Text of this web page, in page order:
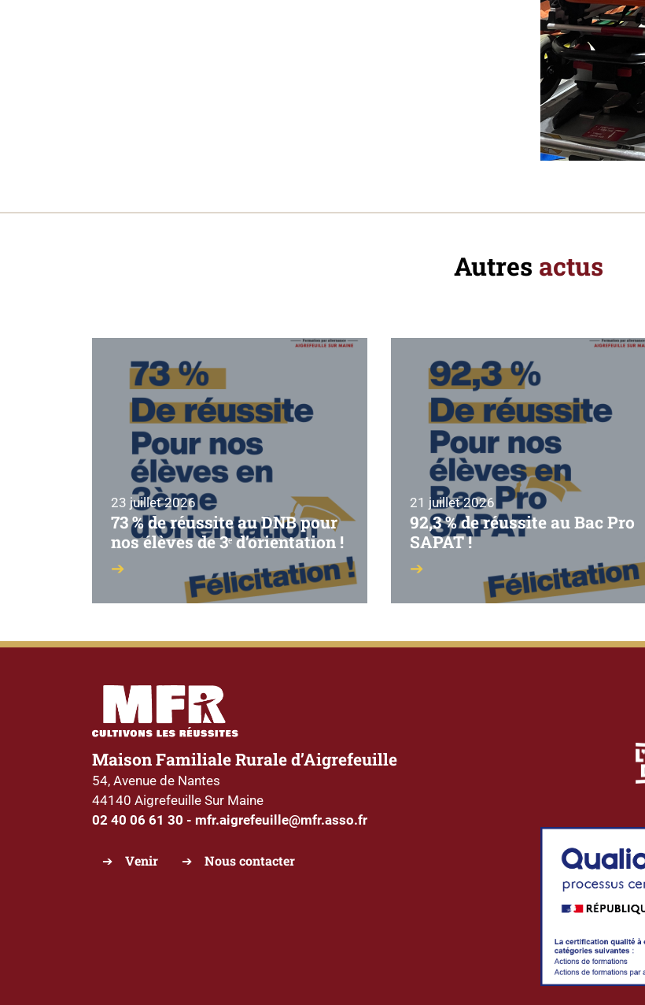
Autres actus
23 juillet 2026
73 % de réussite au DNB pour
nos élèves de 3ᵉ d’orientation !
21 juillet 2026
92,3 % de réussite au Bac Pro
SAPAT !
Maison Familiale Rurale d’Aigrefeuille
54, Avenue de Nantes
44140 Aigrefeuille Sur Maine
02 40 06 61 30 - mfr.aigrefeuille@mfr.asso.fr
Venir Nous contacter